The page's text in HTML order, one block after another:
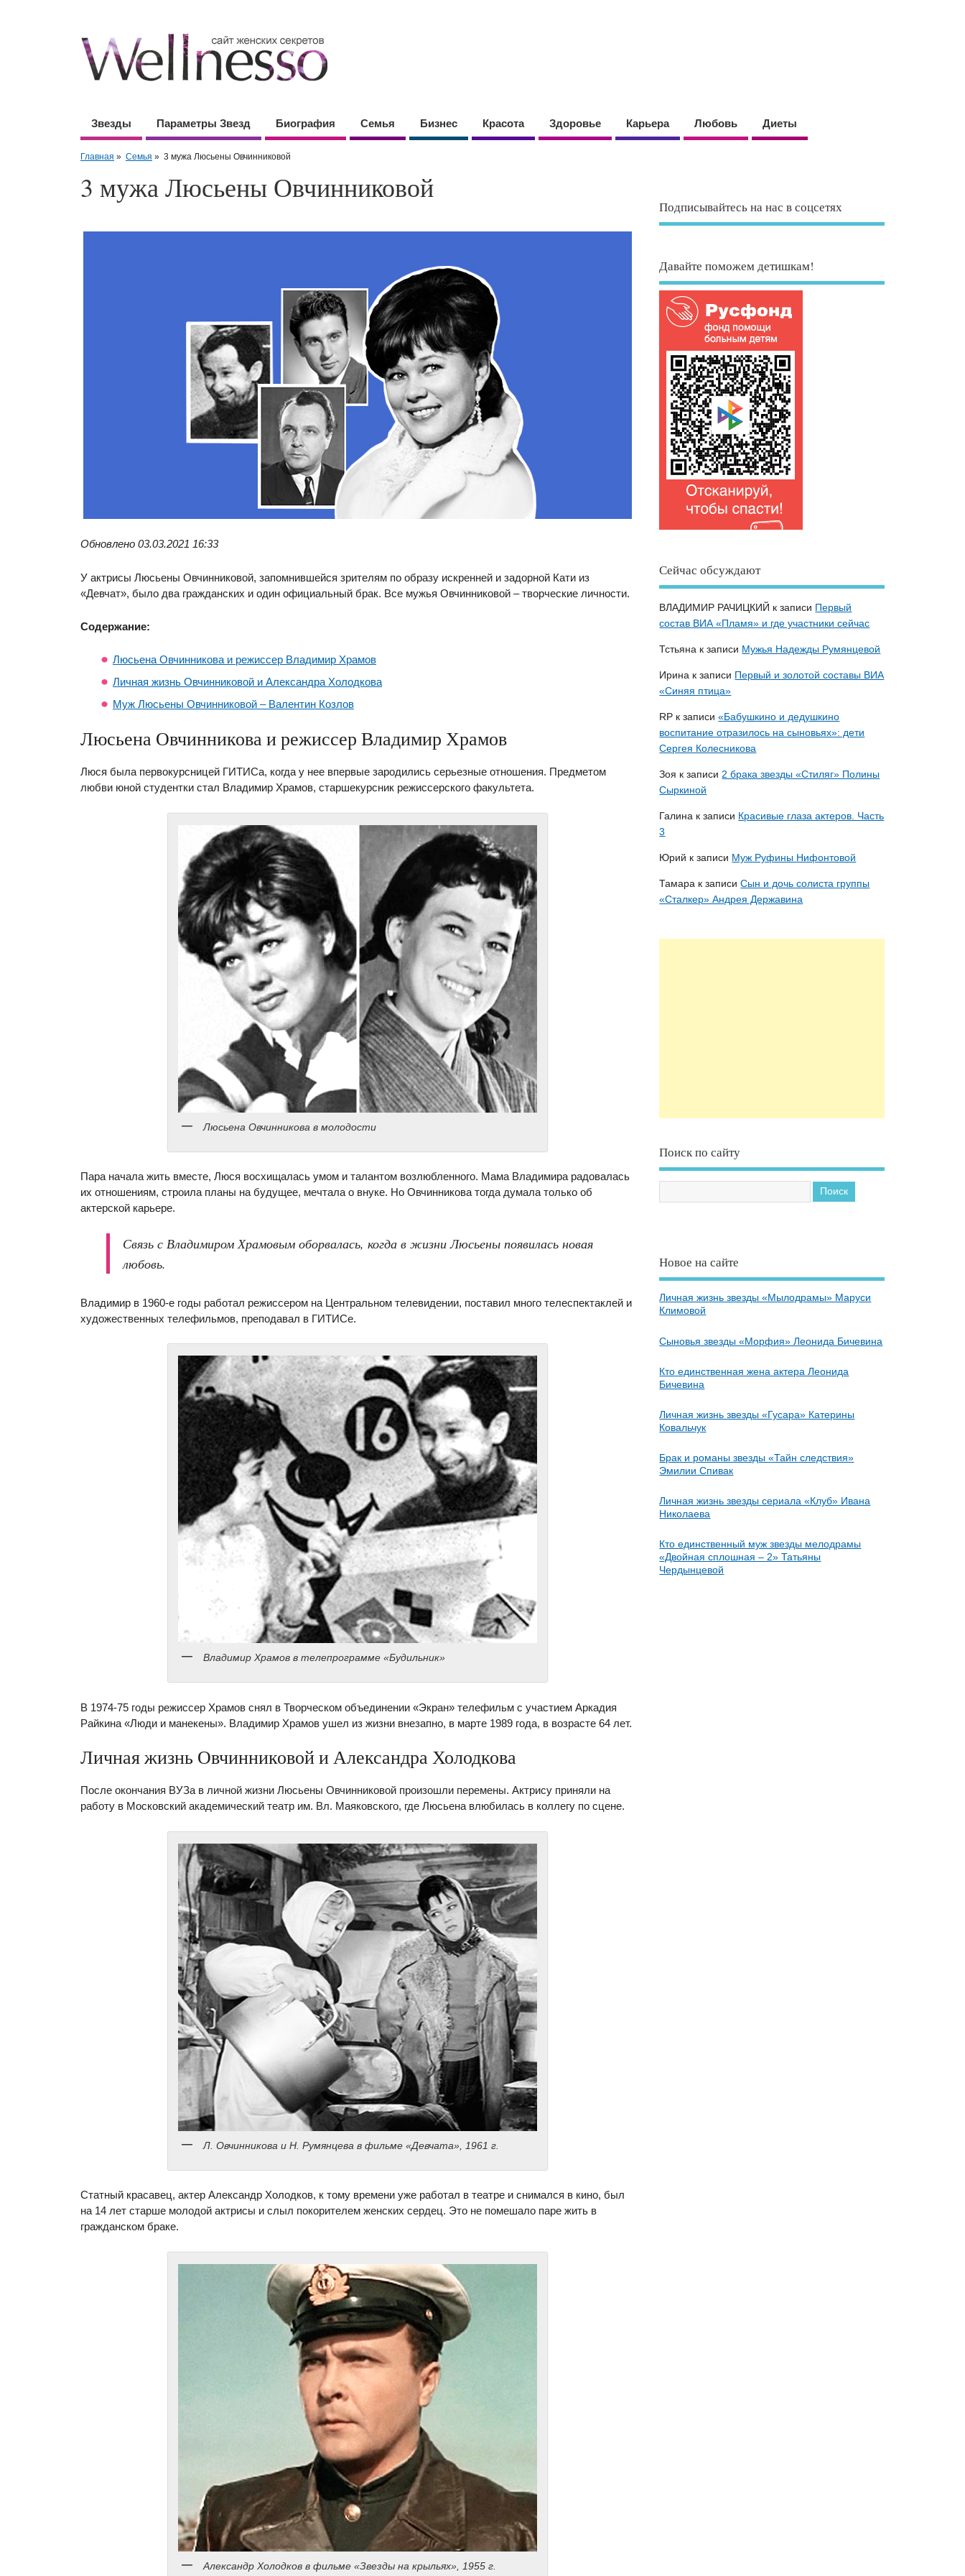
Звезды Параметры Звезд Биография Семья Бизнес Красота Здоровье Карьера Любовь Диеты
Главная » Семья » 3 мужа Люсьены Овчинниковой
3 мужа Люсьены Овчинниковой
Обновлено 03.03.2021 16:33
У актрисы Люсьены Овчинниковой, запомнившейся зрителям по образу искренней и задорной Кати из
«Девчат», было два гражданских и один официальный брак. Все мужья Овчинниковой – творческие личности.
Содержание:
Люсьена Овчинникова и режиссер Владимир Храмов
Личная жизнь Овчинниковой и Александра Холодкова
Муж Люсьены Овчинниковой – Валентин Козлов
Люсьена Овчинникова и режиссер Владимир Храмов
Люся была первокурсницей ГИТИСа, когда у нее впервые зародились серьезные отношения. Предметом
любви юной студентки стал Владимир Храмов, старшекурсник режиссерского факультета.
Люсьена Овчинникова в молодости
Пара начала жить вместе, Люся восхищалась умом и талантом возлюбленного. Мама Владимира радовалась
их отношениям, строила планы на будущее, мечтала о внуке. Но Овчинникова тогда думала только об
актерской карьере.
Связь с Владимиром Храмовым оборвалась, когда в жизни Люсьены появилась новая
любовь.
Владимир в 1960-е годы работал режиссером на Центральном телевидении, поставил много телеспектаклей и
художественных телефильмов, преподавал в ГИТИСе.
Владимир Храмов в телепрограмме «Будильник»
В 1974-75 годы режиссер Храмов снял в Творческом объединении «Экран» телефильм с участием Аркадия
Райкина «Люди и манекены». Владимир Храмов ушел из жизни внезапно, в марте 1989 года, в возрасте 64 лет.
Личная жизнь Овчинниковой и Александра Холодкова
После окончания ВУЗа в личной жизни Люсьены Овчинниковой произошли перемены. Актрису приняли на
работу в Московский академический театр им. Вл. Маяковского, где Люсьена влюбилась в коллегу по сцене.
Л. Овчинникова и Н. Румянцева в фильме «Девчата», 1961 г.
Статный красавец, актер Александр Холодков, к тому времени уже работал в театре и снимался в кино, был
на 14 лет старше молодой актрисы и слыл покорителем женских сердец. Это не помешало паре жить в
гражданском браке.
Александр Холодков в фильме «Звезды на крыльях», 1955 г.
Подписывайтесь на нас в соцсетях
Давайте поможем детишкам!
Сейчас обсуждают
ВЛАДИМИР РАЧИЦКИЙ к записи Первый
состав ВИА «Пламя» и где участники сейчас
Тстьяна к записи Мужья Надежды Румянцевой
Ирина к записи Первый и золотой составы ВИА
«Синяя птица»
RP к записи«Бабушкино и дедушкино
воспитание отразилось на сыновьях»: дети
Сергея Колесникова
Зоя к записи 2 брака звезды «Стиляг» Полины
Сыркиной
Галина к записи Красивые глаза актеров. Часть
3
Юрий к записи Муж Руфины Нифонтовой
Тамара к записиСын и дочь солиста группы
«Сталкер» Андрея Державина
Поиск по сайту
Новое на сайте
Личная жизнь звезды «Мылодрамы» Маруси
Климовой
Сыновья звезды «Морфия» Леонида Бичевина
Кто единственная жена актера Леонида
Бичевина
Личная жизнь звезды «Гусара» Катерины
Ковальчук
Брак и романы звезды «Тайн следствия»
Эмилии Спивак
Личная жизнь звезды сериала «Клуб» Ивана
Николаева
Кто единственный муж звезды мелодрамы
«Двойная сплошная – 2» Татьяны
Чердынцевой